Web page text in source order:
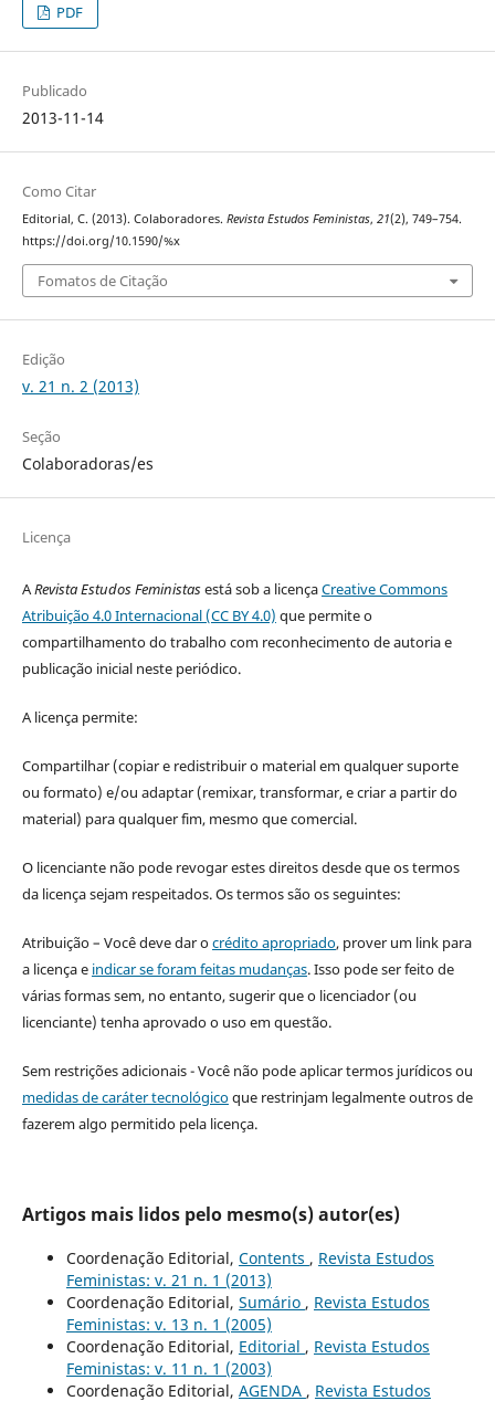
PDF
Publicado
2013-11-14
Como Citar
Editorial, C. (2013). Colaboradores. Revista Estudos Feministas, 21(2), 749–754.
https://doi.org/10.1590/%x
Fomatos de Citação
Edição
v. 21 n. 2 (2013)
Seção
Colaboradoras/es
Licença
ARevista Estudos Feministasestá sob a licençaCreative Commons
Atribuição 4.0 Internacional (CC BY 4.0) que permite o
compartilhamento do trabalho com reconhecimento de autoria e
publicação inicial neste periódico.
A licença permite:
Compartilhar (copiar e redistribuir o material em qualquer suporte
ou formato) e/ou adaptar (remixar, transformar, e criar a partir do
material) para qualquer fim, mesmo que comercial.
O licenciante não pode revogar estes direitos desde que os termos
da licença sejam respeitados. Os termos são os seguintes:
Atribuição – Você deve dar ocrédito apropriado, prover um link para
a licença e indicar se foram feitas mudanças. Isso pode ser feito de
várias formas sem, no entanto, sugerir que o licenciador (ou
licenciante) tenha aprovado o uso em questão.
Sem restrições adicionais - Você não pode aplicar termos jurídicos ou
medidas de caráter tecnológicoque restrinjam legalmente outros de
fazerem algo permitido pela licença.
Artigos mais lidos pelo mesmo(s) autor(es)
Coordenação Editorial, Contents , Revista Estudos
Feministas: v. 21 n. 1 (2013)
Coordenação Editorial, Sumário , Revista Estudos
Feministas: v. 13 n. 1 (2005)
Coordenação Editorial, Editorial , Revista Estudos
Feministas: v. 11 n. 1 (2003)
Coordenação Editorial, AGENDA , Revista Estudos